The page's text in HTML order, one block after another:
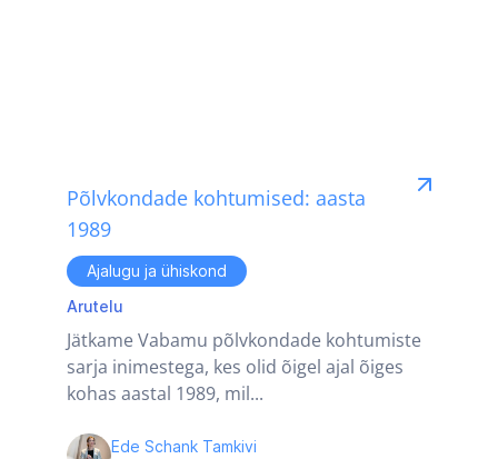
Põlvkondade kohtumised: aasta
1989
Ajalugu ja ühiskond
Arutelu
Jätkame Vabamu põlvkondade kohtumiste
sarja inimestega, kes olid õigel ajal õiges
kohas aastal 1989, mil...
Ede Schank Tamkivi